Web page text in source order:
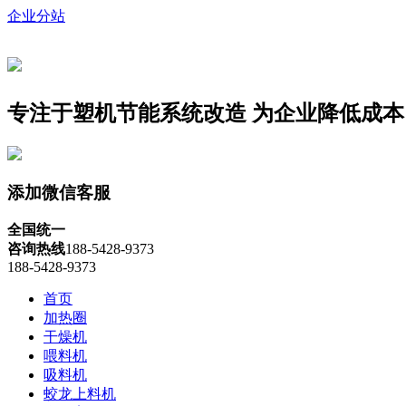
企业分站
专注于塑机节能系统改造 为企业降低成
添加微信客服
全国统一
咨询热线188-5428-9373
188-5428-9373
首页
加热圈
干燥机
喂料机
吸料机
蛟龙上料机